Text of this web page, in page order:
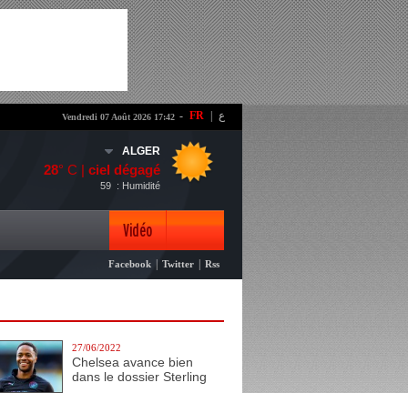
- FR ع Vendredi 07 Août 2026 17:42
ALGER
28° C | ciel dégagé
: Humidité
59
Vidéo
Photo
Facebook Twitter Rss
27/06/2022
Chelsea avance bien
dans le dossier Sterling